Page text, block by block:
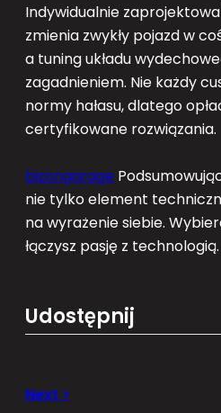
Indywidualnie
zmienia zwykły pojazd w
a tuning układu
zagadnieniem. Nie każdy
normy hałasu, dlatego
certyfikowane rozwiązania.
bizongarage
nie tylko element
na wyrażenie siebie.
łączysz pasję z technologią.
Udostępnij